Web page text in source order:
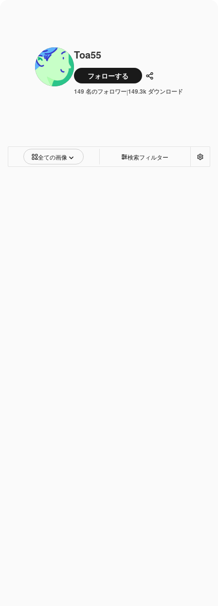
Toa55
フォローする 共有
149 名のフォロワー|149.3k ダウンロード
全ての画像 検索フィルター